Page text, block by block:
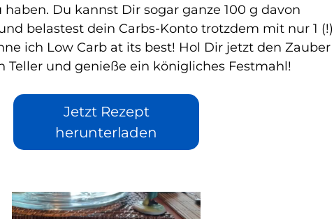
Du kannst Dir sogar ganze 100 g davon
belastest dein Carbs-Konto trotzdem mit nur 1 (!)
ich Low Carb at its best! Hol Dir jetzt den Zauber
Teller und genieße ein königliches Festmahl!
Jetzt Rezept
herunterladen